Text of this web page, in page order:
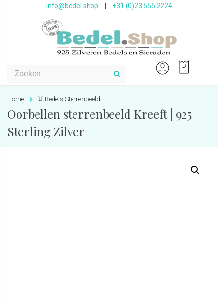
info@bedel.shop +31 (0)23 555 2224
Home ♊️ Bedels Sterrenbeeld
Oorbellen sterrenbeeld Kreeft | 925
Sterling Zilver